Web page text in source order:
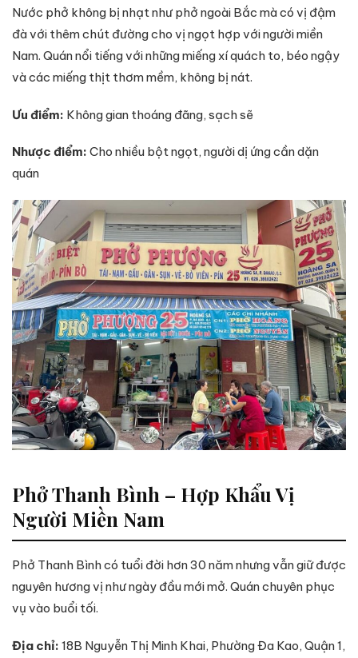
Nước phở không bị nhạt như phở ngoài Bắc mà có vị đậm
đà với thêm chút đường cho vị ngọt hợp với người miền
Nam. Quán nổi tiếng với những miếng xí quách to, béo ngậy
và các miếng thịt thơm mềm, không bị nát.
Ưu điểm: Không gian thoáng đãng, sạch sẽ
Nhược điểm: Cho nhiều bột ngọt, người dị ứng cần dặn
quán
Phở Thanh Bình – Hợp Khẩu Vị
Người Miền Nam
Phở Thanh Bình có tuổi đời hơn 30 năm nhưng vẫn giữ được
nguyên hương vị như ngày đầu mới mở. Quán chuyên phục
vụ vào buổi tối.
Địa chỉ: 18B Nguyễn Thị Minh Khai, Phường Đa Kao, Quận 1,